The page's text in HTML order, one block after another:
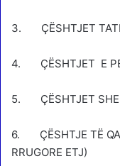
3. ÇËSHTJET
4. ÇËSHTJET E
5. ÇËSHTJET
6. ÇËSHTJE TË
RRUGORE ETJ)